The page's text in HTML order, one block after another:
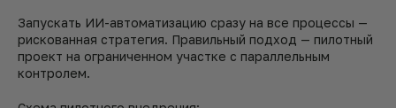
Запускать ИИ-автоматизацию сразу на все процессы —
рискованная стратегия. Правильный подход — пилотный
проект на ограниченном участке с параллельным
контролем.